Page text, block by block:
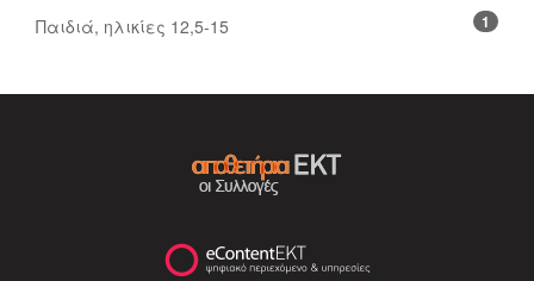
1
Παιδιά, ηλικίες 12,5-15